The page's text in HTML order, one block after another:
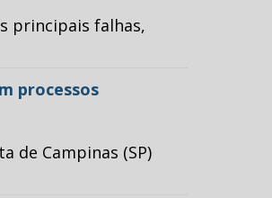
principais falhas,
processos
de Campinas (SP)